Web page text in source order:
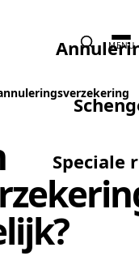
Speciale
MENU